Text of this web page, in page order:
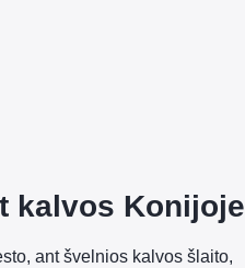
kalvos Konijoje
ant švelnios kalvos šlaito,